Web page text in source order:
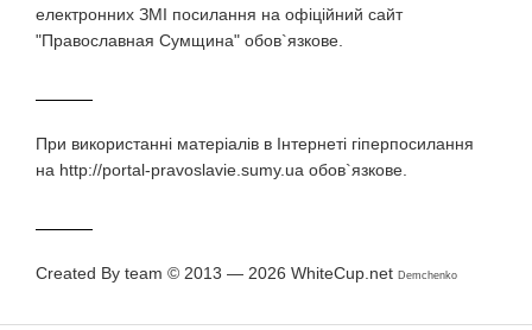
електронних ЗМI посилання на офіційний сайт
"Православная Сумщина" обов`язкове.
При використаннi матерiалiв в Iнтернетi гiперпосилання
на http://portal-pravoslavie.sumy.ua обов`язкове.
Created By team © 2013 — 2026 WhiteCup.net Demchenko